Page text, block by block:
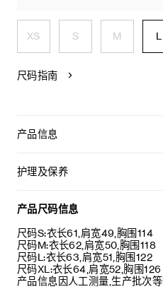
XS S M L
尺码指南
产品信息
TRIOMPHE提花
1个袋鼠式口袋
意大利制造
编号：RY0QZ0X73.27BK
护理及保养
仅使用不含漂白剂的洗衣产品。
最高熨烫温度：110°C / 230°F
不可使用蒸汽。
本品可用芳香化合物进行轻柔干
产品尺码信息
尺码S:衣长61,肩宽49,胸围114
尺码M:衣长62,肩宽50,胸围118
尺码L:衣长63,肩宽51,胸围122
尺码XL:衣长64,肩宽52,胸围126
产品信息因人工测量,生产批次